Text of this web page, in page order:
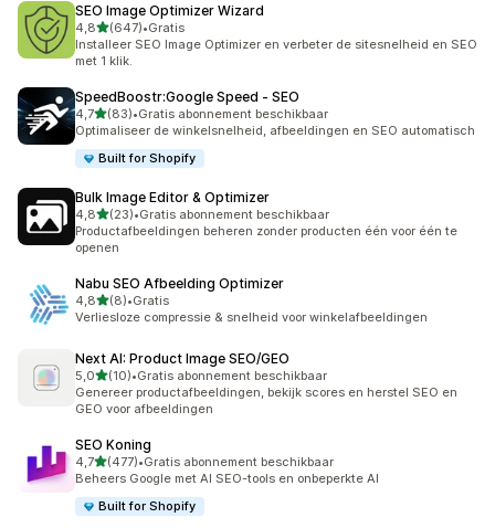
SEO Image Optimizer Wizard
4,8van 5 sterren
(647)
647 recensies in totaal
•Gratis
Installeer SEO Image Optimizer en verbeter de sitesnelheid en SEO
met 1 klik.
SpeedBoostr:Google Speed ‑ SEO
4,7van 5 sterren
(83)
83 recensies in totaal
•Gratis abonnement beschikbaar
Optimaliseer de winkelsnelheid, afbeeldingen en SEO automatisch
Built for Shopify
Bulk Image Editor & Optimizer
4,8van 5 sterren
(23)
23 recensies in totaal
•Gratis abonnement beschikbaar
Productafbeeldingen beheren zonder producten één voor één te
openen
Nabu SEO Afbeelding Optimizer
4,8van 5 sterren
(8)
8 recensies in totaal
•Gratis
Verliesloze compressie & snelheid voor winkelafbeeldingen
Next AI: Product Image SEO/GEO
5,0van 5 sterren
(10)
10 recensies in totaal
•Gratis abonnement beschikbaar
Genereer productafbeeldingen, bekijk scores en herstel SEO en
GEO voor afbeeldingen
SEO Koning
4,7van 5 sterren
(477)
477 recensies in totaal
•Gratis abonnement beschikbaar
Beheers Google met AI SEO-tools en onbeperkte AI
Built for Shopify